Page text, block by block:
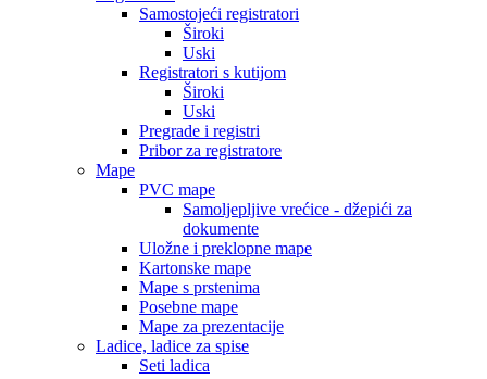
Samostojeći registratori
Široki
Uski
Registratori s kutijom
Široki
Uski
Pregrade i registri
Pribor za registratore
Mape
PVC mape
Samoljepljive vrećice - džepići za
dokumente
Uložne i preklopne mape
Kartonske mape
Mape s prstenima
Posebne mape
Mape za prezentacije
Ladice, ladice za spise
Seti ladica